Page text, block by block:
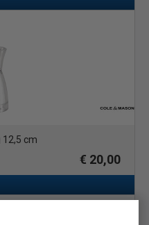
12,5 cm
€ 20,00